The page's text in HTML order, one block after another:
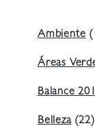
Ambiente
Áreas
Balance
Belleza(22)